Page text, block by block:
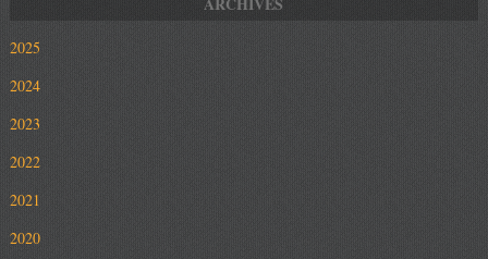
2025
2024
2023
2022
2021
2020